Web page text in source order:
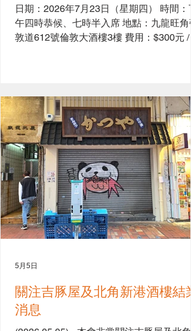
日期：2026年7月23日（星期四） 時間：
午四時恭候、七時半入席 地點：九龍旺角
敦道612號倫敦大酒樓3樓 費用：$300元 / 位
關注吉豚屋及北角新港酒樓結業
消息
5月5日